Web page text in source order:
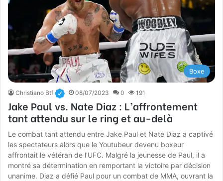
Boxe
Christiano Btf 08/07/2023 0 191
Jake Paul vs. Nate Diaz : L’affrontement
tant attendu sur le ring et au-delà
Le combat tant attendu entre Jake Paul et Nate Diaz a captivé
les spectateurs alors que le Youtubeur devenu boxeur
affrontait le vétéran de l'UFC. Malgré la jeunesse de Paul, il a
montré sa détermination en remportant la victoire par décision
unanime. Diaz a défié Paul pour un combat de MMA, ouvrant la